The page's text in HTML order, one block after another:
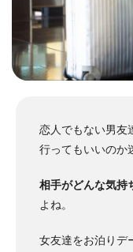
恋人でもない男友
行ってもいいのか
相手がどんな気持
よね。
女友達をお泊りデ